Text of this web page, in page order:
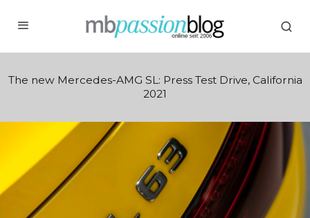
The new Mercedes-AMG SL: Press Test Drive, California
2021